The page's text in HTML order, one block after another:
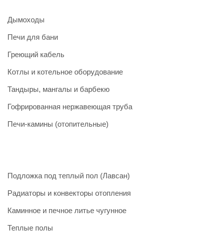
Дымоходы
Печи для бани
Греющий кабель
Котлы и котельное оборудование
Тандыры, мангалы и барбекю
Гофрированная нержавеющая труба
Печи-камины (отопительные)
Подложка под теплый пол (Лавсан)
Радиаторы и конвекторы отопления
Каминное и печное литье чугунное
Теплые полы